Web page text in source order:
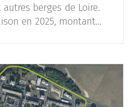
autres berges de Loire.
en 2025, montant…